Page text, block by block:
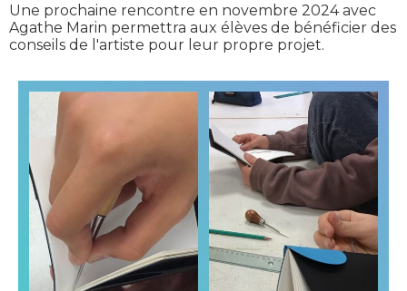
Une prochaine rencontre en novembre 2024 avec
Agathe Marin permettra aux élèves de bénéficier des
conseils de l'artiste pour leur propre projet.